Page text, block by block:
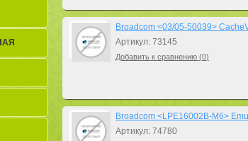
Broadcom <03/05-50039>
Артикул: 73145
Добавить к сравнению (0)
Broadcom <LPE16002B-M6>
Артикул: 74780